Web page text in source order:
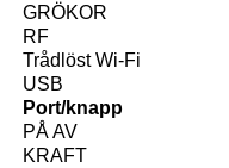
GRÖKOR
RF
Trådlöst Wi-Fi
USB
Port/knapp
PÅ AV
KRAFT